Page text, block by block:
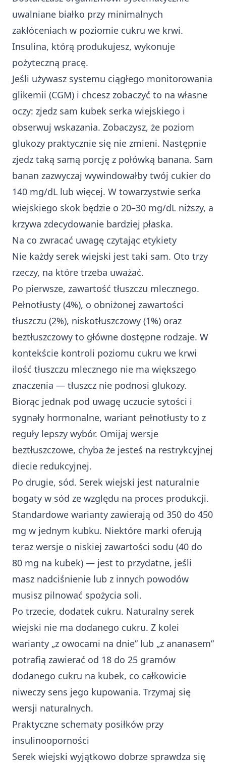
uwalniane białko przy minimalnych
zakłóceniach w poziomie cukru we krwi.
Insulina, którą produkujesz, wykonuje
pożyteczną pracę.
Jeśli używasz systemu ciągłego monitorowania
glikemii (CGM) i chcesz zobaczyć to na własne
oczy: zjedz sam kubek serka wiejskiego i
obserwuj wskazania. Zobaczysz, że poziom
glukozy praktycznie się nie zmieni. Następnie
zjedz taką samą porcję z połówką banana. Sam
banan zazwyczaj wywindowałby twój cukier do
140 mg/dL lub więcej. W towarzystwie serka
wiejskiego skok będzie o 20–30 mg/dL niższy, a
krzywa zdecydowanie bardziej płaska.
Na co zwracać uwagę czytając etykiety
Nie każdy serek wiejski jest taki sam. Oto trzy
rzeczy, na które trzeba uważać.
Po pierwsze, zawartość tłuszczu mlecznego.
Pełnotłusty (4%), o obniżonej zawartości
tłuszczu (2%), niskotłuszczowy (1%) oraz
beztłuszczowy to główne dostępne rodzaje. W
kontekście kontroli poziomu cukru we krwi
ilość tłuszczu mlecznego nie ma większego
znaczenia — tłuszcz nie podnosi glukozy.
Biorąc jednak pod uwagę uczucie sytości i
sygnały hormonalne, wariant pełnotłusty to z
reguły lepszy wybór. Omijaj wersje
beztłuszczowe, chyba że jesteś na restrykcyjnej
diecie redukcyjnej.
Po drugie, sód. Serek wiejski jest naturalnie
bogaty w sód ze względu na proces produkcji.
Standardowe warianty zawierają od 350 do 450
mg w jednym kubku. Niektóre marki oferują
teraz wersje o niskiej zawartości sodu (40 do
80 mg na kubek) — jest to przydatne, jeśli
masz nadciśnienie lub z innych powodów
musisz pilnować spożycia soli.
Po trzecie, dodatek cukru. Naturalny serek
wiejski nie ma dodanego cukru. Z kolei
warianty „z owocami na dnie” lub „z ananasem”
potrafią zawierać od 18 do 25 gramów
dodanego cukru na kubek, co całkowicie
niweczy sens jego kupowania. Trzymaj się
wersji naturalnych.
Praktyczne schematy posiłków przy
insulinooporności
Serek wiejski wyjątkowo dobrze sprawdza się